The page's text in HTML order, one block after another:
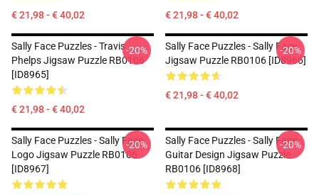
€ 21,98 - € 40,02 € 21,98 - € 40,02
Sally Face Puzzles - Travis
Phelps Jigsaw Puzzle RB0106
[ID8965]
€ 21,98 - € 40,02
-20%
Sally Face Puzzles - Sally Face
Jigsaw Puzzle RB0106 [ID8966]
€ 21,98 - € 40,02
-20%
Sally Face Puzzles - Sally Face
Logo Jigsaw Puzzle RB0106
[ID8967]
-20%
Sally Face Puzzles - Sally Face
Guitar Design Jigsaw Puzzle
RB0106 [ID8968]
-20%